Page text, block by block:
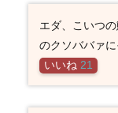
エダ、こいつ
のクソババァに
いいね 21